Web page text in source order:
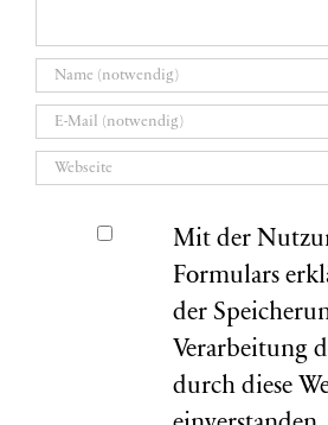
Mit der
Formulars
der
Verarbeitung
durch diese